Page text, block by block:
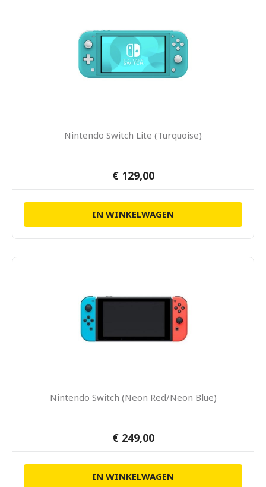
Nintendo Switch Lite (Turquoise)
€ 129,00
IN WINKELWAGEN
Nintendo Switch (Neon Red/Neon Blue)
€ 249,00
IN WINKELWAGEN